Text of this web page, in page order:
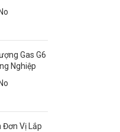
No
Gas G6
Nghiệp
No
Đơn Vị Lắp